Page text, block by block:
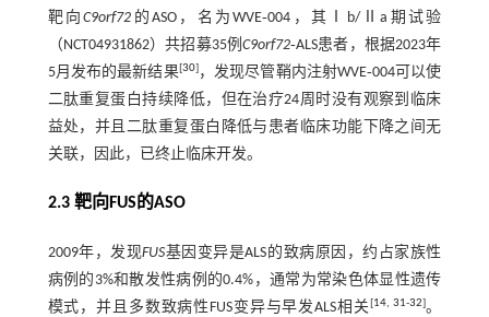
靶向C9orf72 的ASO，名为WVE‐004，其Ⅰb/Ⅱa期试验
（NCT04931862）共招募35例C9orf72‐ALS患者，根据2023年
5月发布的最新结果[30]，发现尽管鞘内注射WVE‐004可以使
二肽重复蛋白持续降低，但在治疗24周时没有观察到临床
益处，并且二肽重复蛋白降低与患者临床功能下降之间无
关联，因此，已终止临床开发。
2.3 靶向FUS的ASO
2009年，发现FUS基因变异是ALS的致病原因，约占家族性
病例的3%和散发性病例的0.4%，通常为常染色体显性遗传
模式，并且多数致病性FUS变异与早发ALS相关 [14, 31-32]。